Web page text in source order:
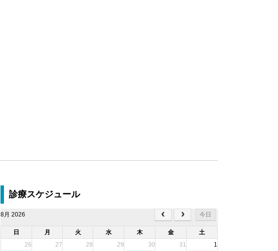
診療スケジュール
8月 2026 今日
日 月 火 水 木 金
土
26
27 28 29 30 31 1